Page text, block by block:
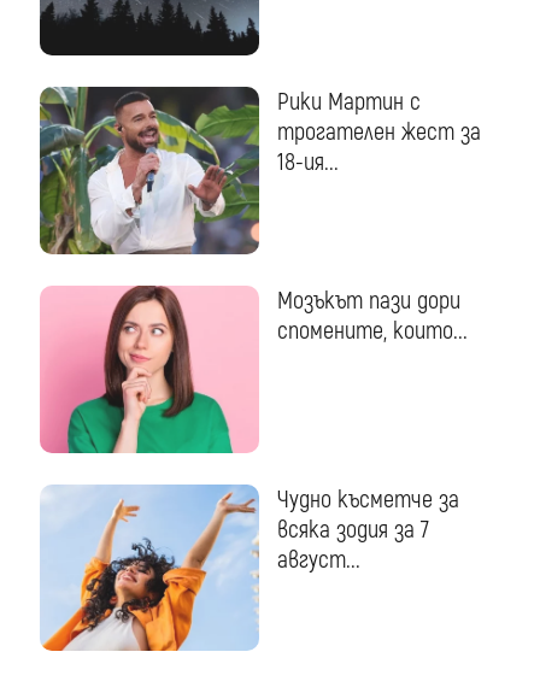
Рики Мартин с
трогателен жест за
18-ия...
Мозъкът пази дори
спомените, които...
Чудно късметче за
всяка зодия за 7
август...